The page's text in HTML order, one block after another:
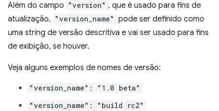
Além do campo "version" , que é usado para fins de
atualização, "version_name" pode ser definido como
uma string de versão descritiva e vai ser usado para fins
de exibição, se houver.
Veja alguns exemplos de nomes de versão:
"version_name": "1.0 beta"
"version_name": "build rc2"